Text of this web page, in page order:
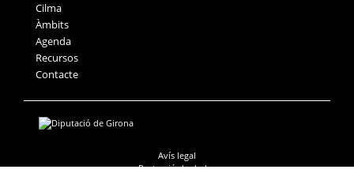
Cilma
Àmbits
Agenda
Recursos
Contacte
Avís legal
Protecció de dades